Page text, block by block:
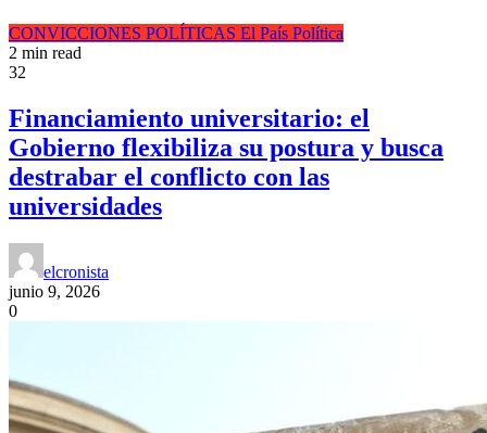
CONVICCIONES POLÍTICAS El País Política
2 min read
32
Financiamiento universitario: el
Gobierno flexibiliza su postura y busca
destrabar el conflicto con las
universidades
elcronista
junio 9, 2026
0